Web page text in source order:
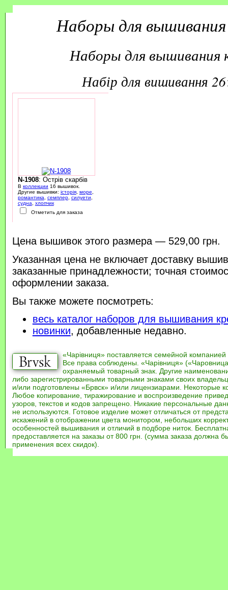
Наборы для
Наборы для вышивания
набір для вишивання
N-1908: Острів скарбів
В коллекции 16 вышивок.
Другие вышивки: історія, море
романтика
семплер, силуети
судна
хлопчик
Отметить для заказа
Цена вышивок этого размера — 529,00 грн.
Указанная цена не включает доставку
заказанные принадлежности; точная
оформлении заказа.
Вы также можете посмотреть:
весь каталог наборов для вышивания
новинки, добавленные недавно.
«Чарівниця» поставляется семейной компанией
Все права соблюдены. «Чарівниця»
охраняемый товарный знак. Другие
либо зарегистрированными товарными знаками своих
и/или подготовлены «Брвск» и/или лицензиарами. Некоторые
Любое копирование, тиражирование и воспроизведение
узоров, текстов и кодов запрещено. Никакие персональные
не используются. Готовое изделие может отличаться от
искажений в отображении цвета монитором, небольших
особенностей вышивания и отличий в подборе ниток.
предоставляется на заказы от 800 грн. (сумма заказа должна
применения всех скидок).